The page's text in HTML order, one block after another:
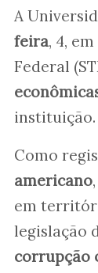
A
feira, 4,
Federal
instituição.
Como
americano
em
legislação
corrupção